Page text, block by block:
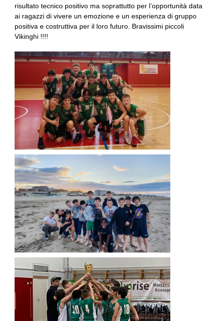
risultato tecnico positivo ma soprattutto per l’opportunità data
ai ragazzi di vivere un emozione e un esperienza di gruppo
positiva e costruttiva per il loro futuro. Bravissimi piccoli
Vikinghi !!!!